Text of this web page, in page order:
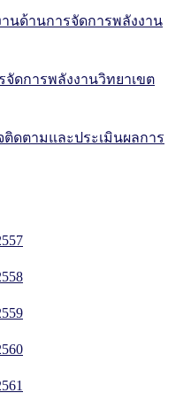
นด้านการจัดการพลังงาน
ดการพลังงานวิทยาเขต
ดตามและประเมินผลการ